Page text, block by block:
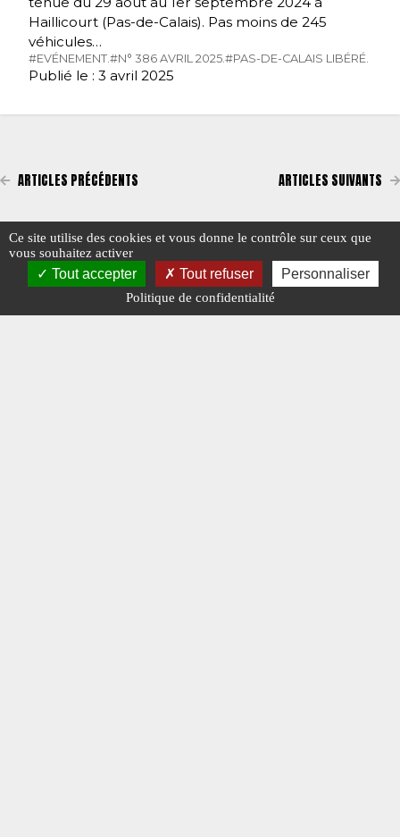
Haillicourt (Pas-de-Calais). Pas moins de 245
véhicules…
#EVÉNEMENT. #N° 386 AVRIL 2025. #PAS-DE-CALAIS LIBÉRÉ.
Publié le : 3 avril 2025
ARTICLES PRÉCÉDENTS ARTICLES SUIVANTS
Ce site utilise des cookies et vous donne le contrôle sur ceux que
vous souhaitez activer
Tout accepter Tout refuser Personnaliser
Politique de confidentialité